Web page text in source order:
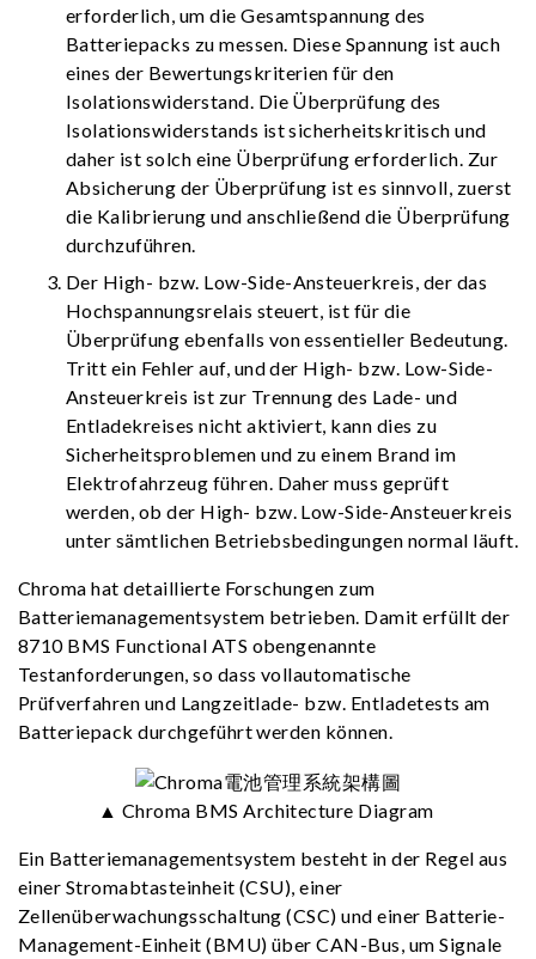
erforderlich, um die Gesamtspannung des
Batteriepacks zu messen. Diese Spannung ist auch
eines der Bewertungskriterien für den
Isolationswiderstand. Die Überprüfung des
Isolationswiderstands ist sicherheitskritisch und
daher ist solch eine Überprüfung erforderlich. Zur
Absicherung der Überprüfung ist es sinnvoll, zuerst
die Kalibrierung und anschließend die Überprüfung
durchzuführen.
Der High- bzw. Low-Side-Ansteuerkreis, der das
Hochspannungsrelais steuert, ist für die
Überprüfung ebenfalls von essentieller Bedeutung.
Tritt ein Fehler auf, und der High- bzw. Low-Side-
Ansteuerkreis ist zur Trennung des Lade- und
Entladekreises nicht aktiviert, kann dies zu
Sicherheitsproblemen und zu einem Brand im
Elektrofahrzeug führen. Daher muss geprüft
werden, ob der High- bzw. Low-Side-Ansteuerkreis
unter sämtlichen Betriebsbedingungen normal läuft.
Chroma hat detaillierte Forschungen zum
Batteriemanagementsystem betrieben. Damit erfüllt der
8710 BMS Functional ATS obengenannte
Testanforderungen, so dass vollautomatische
Prüfverfahren und Langzeitlade- bzw. Entladetests am
Batteriepack durchgeführt werden können.
▲ Chroma BMS Architecture Diagram
Ein Batteriemanagementsystem besteht in der Regel aus
einer Stromabtasteinheit (CSU), einer
Zellenüberwachungsschaltung (CSC) und einer Batterie-
Management-Einheit (BMU) über CAN-Bus, um Signale